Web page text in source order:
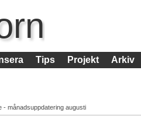
Tips Projekt Arkiv
- månadsuppdatering augusti